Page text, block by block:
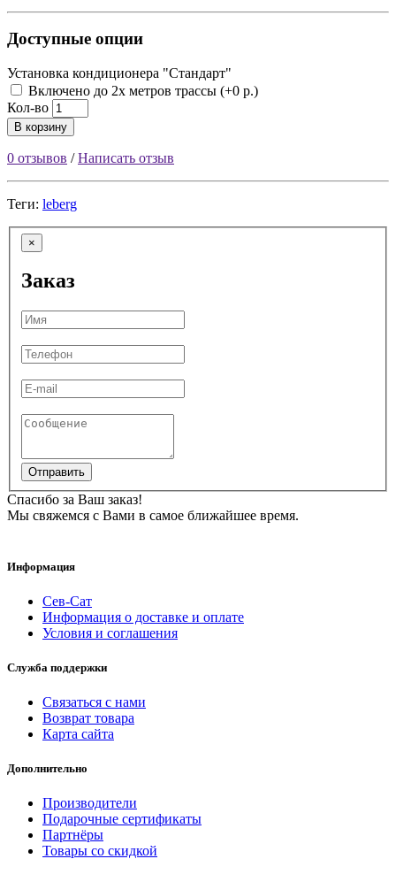
Доступные опции
Установка кондиционера "Стандарт"
Включено до 2х метров трассы (+0 р.)
Кол-во
В корзину
0 отзывов /Написать отзыв
Теги: leberg
×
Заказ
Отправить
Спасибо за Ваш заказ!
Мы свяжемся с Вами в самое ближайшее время.
Информация
Сев-Сат
Информация о доставке и оплате
Условия и соглашения
Служба поддержки
Связаться с нами
Возврат товара
Карта сайта
Дополнительно
Производители
Подарочные сертификаты
Партнёры
Товары со скидкой